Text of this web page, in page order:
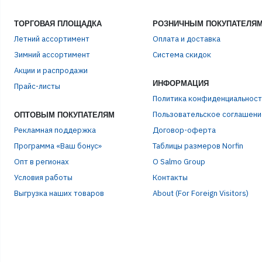
ТОРГОВАЯ ПЛОЩАДКА
Летний ассортимент
Зимний ассортимент
Акции и распродажи
Прайс-листы
ОПТОВЫМ ПОКУПАТЕЛЯМ
Рекламная поддержка
Программа «Ваш бонус»
Опт в регионах
Условия работы
Выгрузка наших товаров
РОЗНИЧНЫМ
Оплата и доставка
Система скидок
ИНФОРМАЦИЯ
Политика
Пользовательское
Договор-оферта
Таблицы размеров Norfin
О Salmo Group
Контакты
About (For Foreign Visitors)